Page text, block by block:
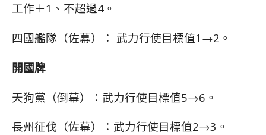
工作＋1、不超過4。
四國艦隊（佐幕）： 武力行使目標值1→2。
開國牌
天狗黨（倒幕）：武力行使目標值5→6。
長州征伐（佐幕）：武力行使目標值2→3。